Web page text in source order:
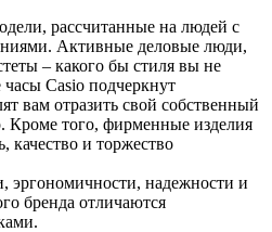
рассчитанные на людей с
Активные деловые люди,
– какого бы стиля вы не
Casio подчеркнут
вам отразить свой собственный
Кроме того, фирменные изделия
качество и торжество
надежности и
бренда отличаются